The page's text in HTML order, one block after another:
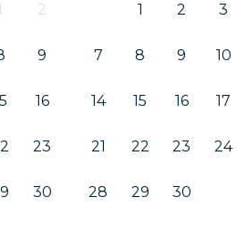
2
9
16
23
30
1 2 3
7 8 9 10
14 15 16 17
21 22 23 24
28 29 30